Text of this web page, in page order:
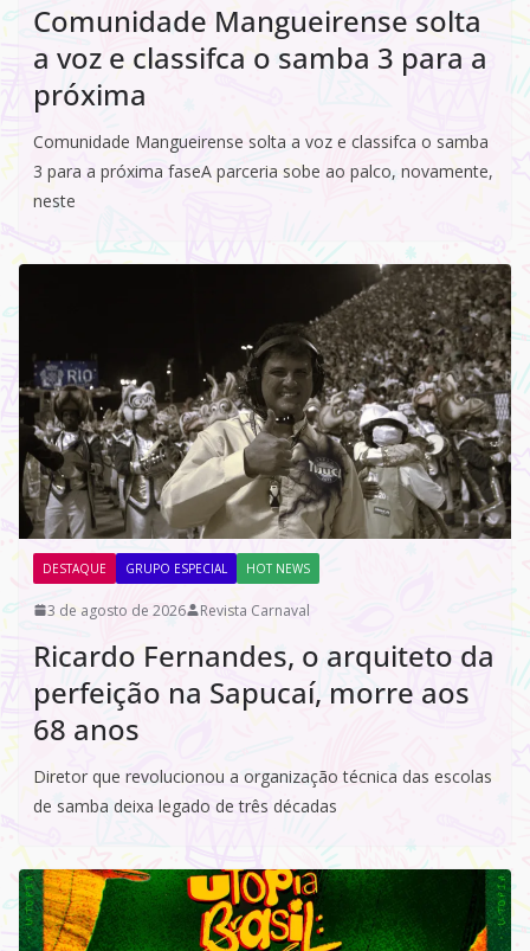
Comunidade Mangueirense solta
a voz e classifca o samba 3 para a
próxima
Comunidade Mangueirense solta a voz e classifca o samba
3 para a próxima faseA parceria sobe ao palco, novamente,
neste
DESTAQUE GRUPO ESPECIAL HOT NEWS
3 de agosto de 2026 Revista Carnaval
Ricardo Fernandes, o arquiteto da
perfeição na Sapucaí, morre aos
68 anos
Diretor que revolucionou a organização técnica das escolas
de samba deixa legado de três décadas